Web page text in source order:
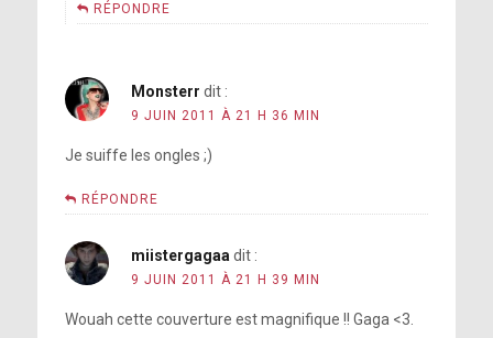
RÉPONDRE
Monsterr dit :
9 JUIN 2011 À 21 H 36 MIN
Je suiffe les ongles ;)
RÉPONDRE
miistergagaa dit :
9 JUIN 2011 À 21 H 39 MIN
Wouah cette couverture est magnifique !! Gaga <3.